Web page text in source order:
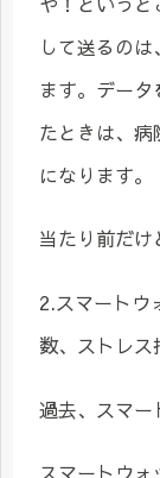
して送るの
ます。デー
たときは、
になります。
当たり前だけ
2.スマートウ
数、ストレス
過去、スマー
スマートウ